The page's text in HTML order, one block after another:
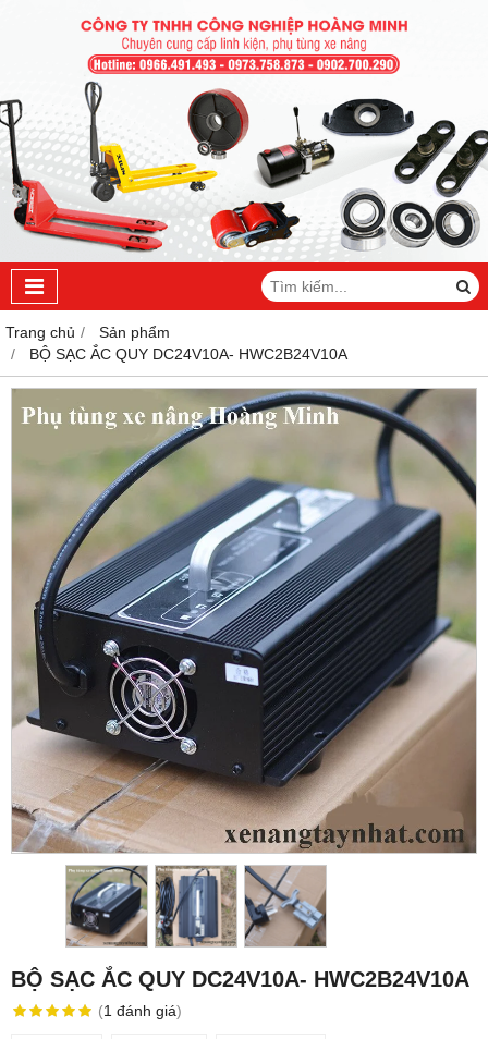
Trang chủ
Sản phẩm
BỘ SẠC ẮC QUY DC24V10A- HWC2B24V10A
BỘ SẠC ẮC QUY DC24V10A- HWC2B24V10A
(1 đánh giá)